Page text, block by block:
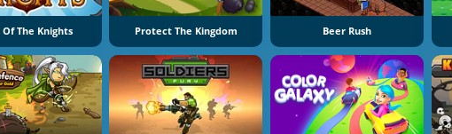
Of The Knights Protect The Kingdom Beer Rush